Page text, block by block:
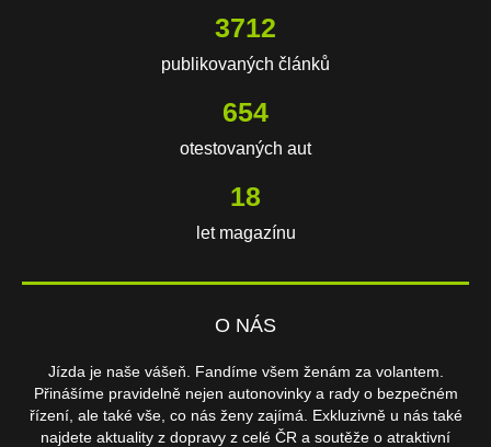
3712
publikovaných článků
654
otestovaných aut
18
let magazínu
O NÁS
Jízda je naše vášeň. Fandíme všem ženám za volantem.
Přinášíme pravidelně nejen autonovinky a rady o bezpečném
řízení, ale také vše, co nás ženy zajímá. Exkluzivně u nás také
najdete aktuality z dopravy z celé ČR a soutěže o atraktivní